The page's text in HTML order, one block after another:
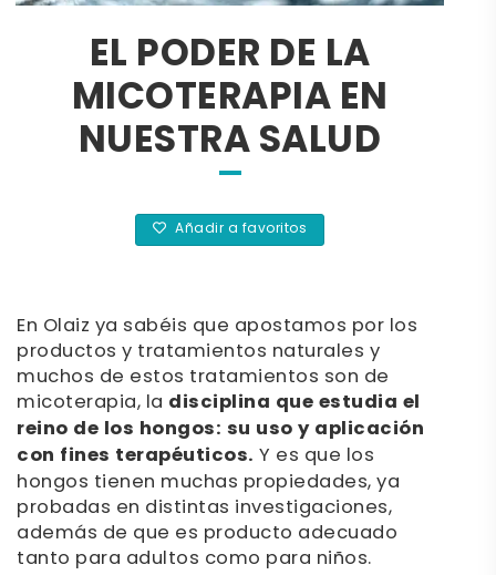
EL PODER DE LA
MICOTERAPIA EN
NUESTRA SALUD
Añadir a favoritos
En Olaiz ya sabéis que apostamos por los
productos y tratamientos naturales y
muchos de estos tratamientos son de
micoterapia, la disciplina que estudia el
reino de los hongos: su uso y aplicación
con fines terapéuticos. Y es que los
hongos tienen muchas propiedades, ya
probadas en distintas investigaciones,
además de que es producto adecuado
tanto para adultos como para niños.